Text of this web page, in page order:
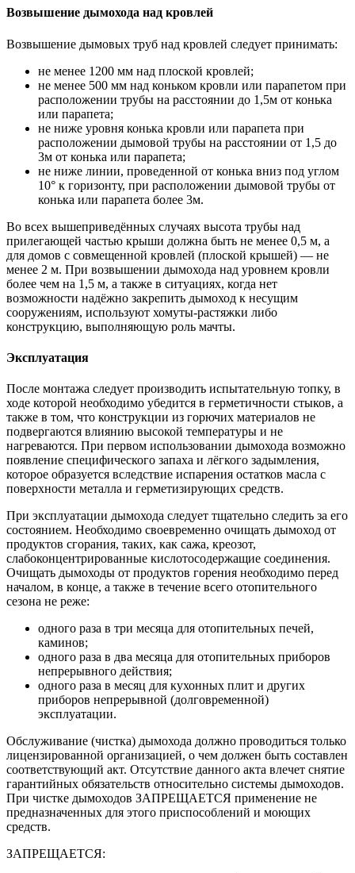
Возвышение дымохода над кровлей
Возвышение дымовых труб над кровлей следует принимать:
не менее 1200 мм над плоской кровлей;
не менее 500 мм над коньком кровли или парапетом при
расположении трубы на расстоянии до 1,5м от конька
или парапета;
не ниже уровня конька кровли или парапета при
расположении дымовой трубы на расстоянии от 1,5 до
3м от конька или парапета;
не ниже линии, проведенной от конька вниз под углом
10° к горизонту, при расположении дымовой трубы от
конька или парапета более 3м.
Во всех вышеприведённых случаях высота трубы над
прилегающей частью крыши должна быть не менее 0,5 м, а
для домов с совмещенной кровлей (плоской крышей) — не
менее 2 м. При возвышении дымохода над уровнем кровли
более чем на 1,5 м, а также в ситуациях, когда нет
возможности надёжно закрепить дымоход к несущим
сооружениям, используют хомуты-растяжки либо
конструкцию, выполняющую роль мачты.
Эксплуатация
После монтажа следует производить испытательную топку, в
ходе которой необходимо убедится в герметичности стыков, а
также в том, что конструкции из горючих материалов не
подвергаются влиянию высокой температуры и не
нагреваются. При первом использовании дымохода возможно
появление специфического запаха и лёгкого задымления,
которое образуется вследствие испарения остатков масла с
поверхности металла и герметизирующих средств.
При эксплуатации дымохода следует тщательно следить за его
состоянием. Необходимо своевременно очищать дымоход от
продуктов сгорания, таких, как сажа, креозот,
слабоконцентрированные кислотосодержащие соединения.
Очищать дымоходы от продуктов горения необходимо перед
началом, в конце, а также в течение всего отопительного
сезона не реже:
одного раза в три месяца для отопительных печей,
каминов;
одного раза в два месяца для отопительных приборов
непрерывного действия;
одного раза в месяц для кухонных плит и других
приборов непрерывной (долговременной)
эксплуатации.
Обслуживание (чистка) дымохода должно проводиться только
лицензированной организацией, о чем должен быть составлен
соответствующий акт. Отсутствие данного акта влечет снятие
гарантийных обязательств относительно системы дымоходов.
При чистке дымоходов ЗАПРЕЩАЕТСЯ применение не
предназначенных для этого приспособлений и моющих
средств.
ЗАПРЕЩАЕТСЯ: